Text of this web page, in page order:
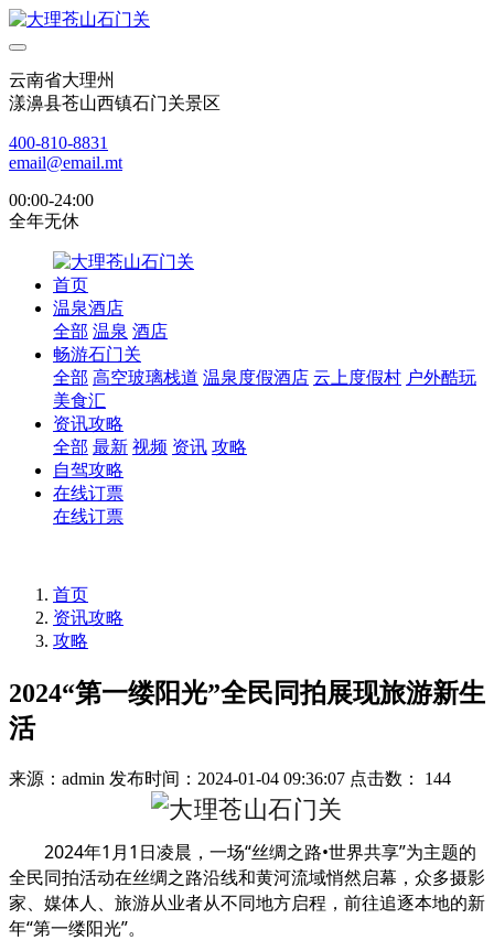
云南省大理州
漾濞县苍山西镇石门关景区
400-810-8831
email@email.mt
00:00-24:00
全年无休
首页
温泉酒店
全部 温泉 酒店
畅游石门关
全部 高空玻璃栈道 温泉度假酒店 云上度假村 户外酷玩
美食汇
资讯攻略
全部 最新 视频 资讯 攻略
自驾攻略
在线订票
在线订票
首页
资讯攻略
攻略
2024“第一缕阳光”全民同拍展现旅游新生
活
来源：admin 发布时间：2024-01-04 09:36:07 点击数： 144
2024年1 月 1 日凌晨，一场“丝绸之路•世界共享”为主题的
全民同拍活动在丝绸之路沿线和黄河流域悄然启幕，众多摄影
家、媒体人、旅游从业者从不同地方启程，前往追逐本地的新
年“第一缕阳光”。